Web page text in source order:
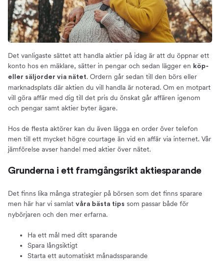
Det vanligaste sättet att handla aktier på idag är att du öppnar ett
konto hos en mäklare, sätter in pengar och sedan lägger en köp-
eller säljorder via nätet. Ordern går sedan till den börs eller
marknadsplats där aktien du vill handla är noterad. Om en motpart
vill göra affär med dig till det pris du önskat går affären igenom
och pengar samt aktier byter ägare.
Hos de flesta aktörer kan du även lägga en order över telefon
men till ett mycket högre courtage än vid en affär via internet. Vår
jämförelse avser handel med aktier över nätet.
Grunderna i ett framgångsrikt aktiesparande
Det finns lika många strategier på börsen som det finns sparare
men här har vi samlat våra bästa tips som passar både för
nybörjaren och den mer erfarna.
Ha ett mål med ditt sparande
Spara långsiktigt
Starta ett automatiskt månadssparande